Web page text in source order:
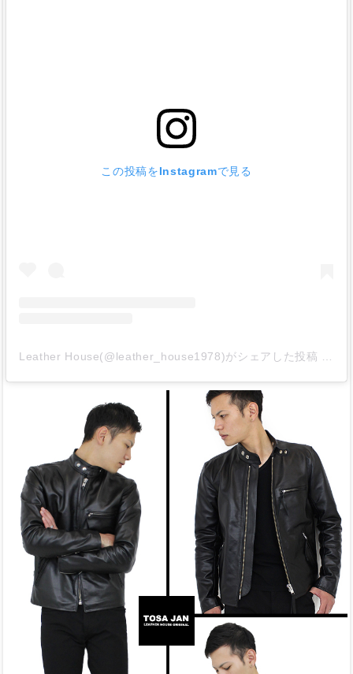
この投稿をInstagramで見る
Leather House(@leather_house1978)がシェアした投稿